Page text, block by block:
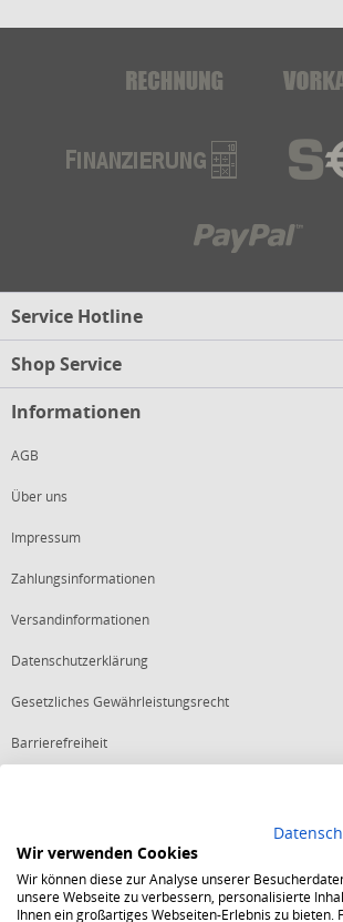
Service Hotline
Shop Service
Informationen
AGB
Über uns
Impressum
Zahlungsinformationen
Versandinformationen
Datenschutzerklärung
Gesetzliches Gewährleistungsrecht
Barrierefreiheit
Starker Service
Shops mit dem Excellent Shop
10, 15 oder 20 Jahren für ein
Wir verwenden Cookies
Wir können diese zur Analyse unserer
unsere Webseite zu verbessern, personalisierte
Ihnen ein großartiges Webseiten-Erlebnis zu bieten.